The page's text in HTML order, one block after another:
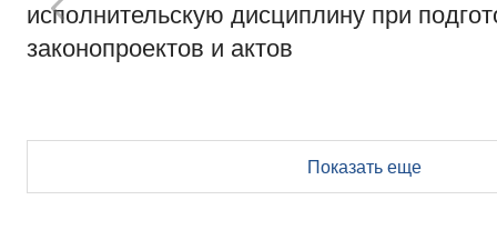
исполнительскую дисциплину при
законопроектов и актов
Показать еще